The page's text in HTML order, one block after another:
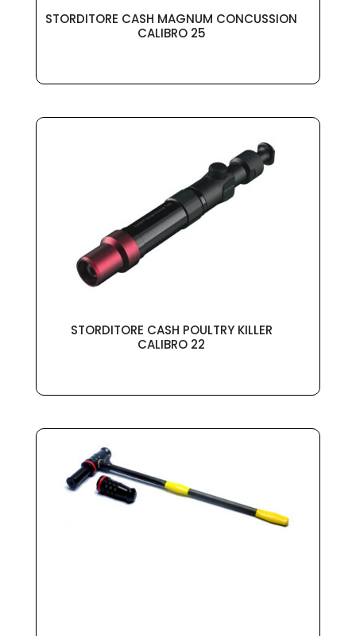
STORDITORE CASH MAGNUM CONCUSSION
CALIBRO 25
STORDITORE CASH POULTRY KILLER
CALIBRO 22